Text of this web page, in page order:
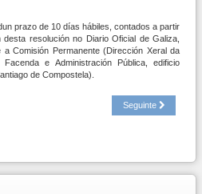
prazo de 10 días hábiles, contados a partir
resolución no Diario Oficial de Galiza,
Comisión Permanente (Dirección Xeral da
e Administración Pública, edificio
de Compostela).
Seguinte